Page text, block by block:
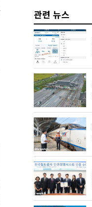
관련 뉴스